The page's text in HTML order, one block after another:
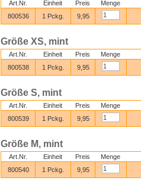
Art.Nr. Einheit Preis
Menge
800536
1 Pckg. 9,95
Größe XS, mint
Art.Nr. Einheit Preis
Menge
800538
1 Pckg. 9,95
Größe S, mint
Art.Nr. Einheit Preis
Menge
800539
1 Pckg. 9,95
Größe M, mint
Art.Nr. Einheit Preis
Menge
800540
1 Pckg. 9,95